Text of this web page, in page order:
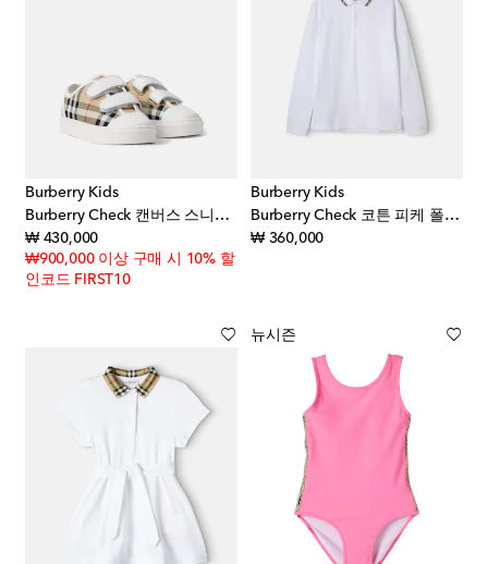
Burberry Kids
Burberry Check 캔버스 스니커즈
₩ 430,000original price
₩900,000 이상 구매 시 10% 할
인코드 FIRST10
Burberry Kids
Burberry Check 코튼 피케 폴로 셔츠
₩ 360,000original price
뉴시즌